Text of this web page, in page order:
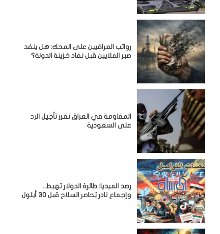
رواتب العراقيين على المحك: هل ينفد
صبر الملايين قبل نفاد خزينة الدولة؟
المقاومة في العراق تقرر تأجيل الرد
على السعودية
رصد الميديا: طائرة الدولار تهبط..
وإجماع نادر يُحاصر السلاح قبل 30 أيلول